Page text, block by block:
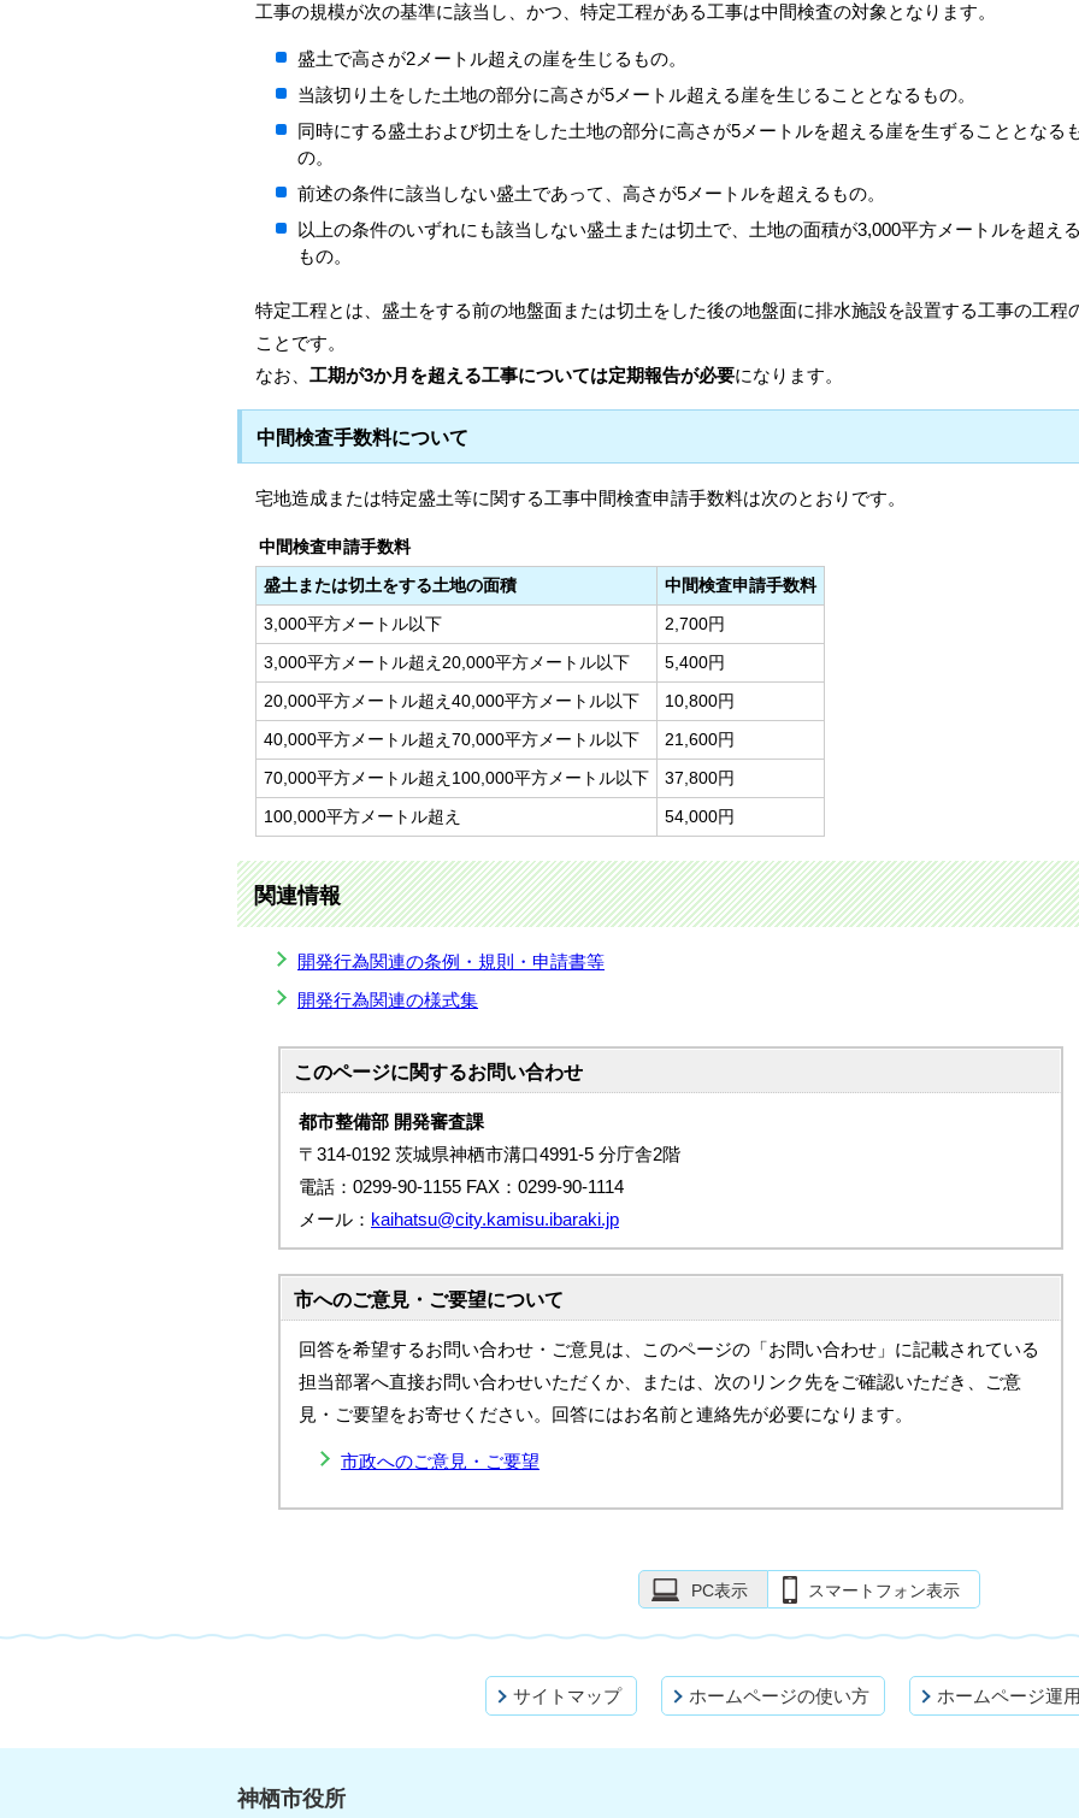
工事の規模が次の基準に該当し、かつ、特定工程がある工事は中間検査の対象となります。
盛土で高さが2メートル超えの崖を生じるもの。
当該切り土をした土地の部分に高さが5メートル超える崖を生じることとなるもの。
同時にする盛土および切土をした土地の部分に高さが5メートルを超える崖を生ずることとなる
の。
前述の条件に該当しない盛土であって、高さが5メートルを超えるもの。
以上の条件のいずれにも該当しない盛土または切土で、土地の面積が3,000平方メートルを超え
もの。
特定工程とは、盛土をする前の地盤面または切土をした後の地盤面に排水施設を設置する工事の工程
ことです。
なお、 工期が3か月を超える工事については定期報告が必要になります。
中間検査手数料について
宅地造成または特定盛土等に関する工事中間検査申請手数料は次のとおりです。
中間検査申請手数料
盛土または切土をする土地の面積
中間検査申請手数料
3,000平方メートル以下
2,700円
3,000平方メートル超え20,000平方メートル以下
5,400円
20,000平方メートル超え40,000平方メートル以下
10,800円
40,000平方メートル超え70,000平方メートル以下
21,600円
70,000平方メートル超え100,000平方メートル以下
37,800円
100,000平方メートル超え
54,000円
関連情報
開発行為関連の条例・規則・申請書等
開発行為関連の様式集
このページに関するお問い合わせ
都市整備部 開発審査課
〒314-0192 茨城県神栖市溝口4991-5 分庁舎2階
電話：0299-90-1155 FAX：0299-90-1114
メール： kaihatsu@city.kamisu.ibaraki.jp
市へのご意見・ご要望について
回答を希望するお問い合わせ・ご意見は、このページの「お問い合わせ」に記載されている
担当部署へ直接お問い合わせいただくか、または、次のリンク先をご確認いただき、ご意
見・ご要望をお寄せください。回答にはお名前と連絡先が必要になります。
市政へのご意見・ご要望
PC表示 スマートフォン表示
サイトマップ ホームページの使い方 ホームページ運
神栖市役所